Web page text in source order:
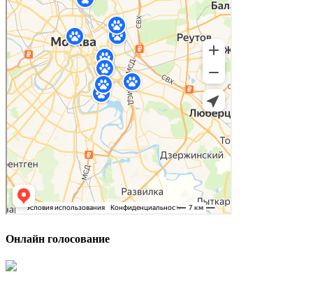
Онлайн голосование